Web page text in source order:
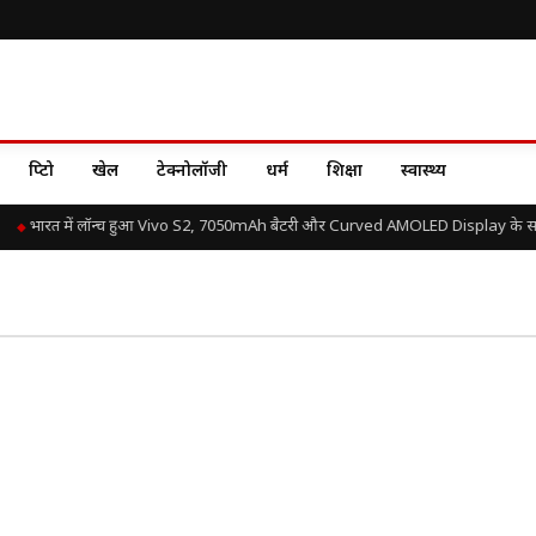
क्रिप्टो खेल टेक्नोलॉजी धर्म शिक्षा स्वास्थ्य
भारत में लॉन्च हुआ Vivo S2, 7050mAh बैटरी और Curved AMOLED Display के